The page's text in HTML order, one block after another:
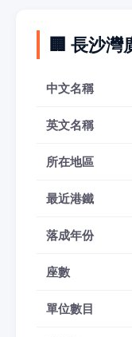
🏢 長沙灣
中文名稱
英文名稱
所在地區
最近港鐵
落成年份
座數
單位數目